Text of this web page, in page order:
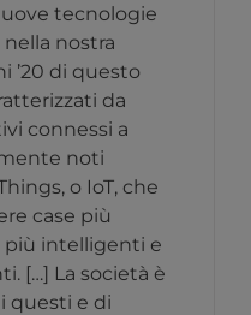
tecnologie
nostra
’20 di questo
da
connessi a
noti
o IoT, che
case più
più intelligenti e
[…] La società è
questi e di